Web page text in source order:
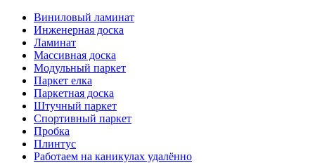
Виниловый ламинат
Инженерная доска
Ламинат
Массивная доска
Модульный паркет
Паркет елка
Паркетная доска
Штучный паркет
Спортивный паркет
Пробка
Плинтус
Работаем на каникулах удалённо